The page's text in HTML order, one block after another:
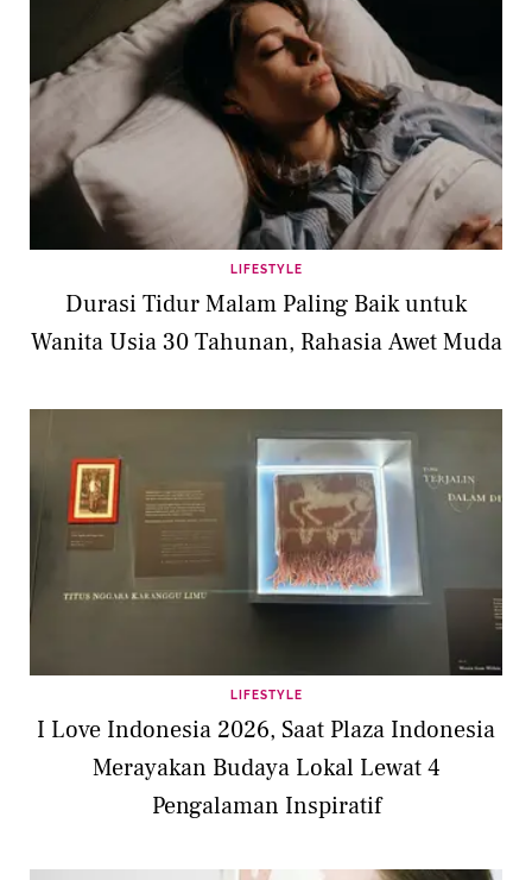
LIFESTYLE
Durasi Tidur Malam Paling Baik untuk
Wanita Usia 30 Tahunan, Rahasia Awet Muda
LIFESTYLE
I Love Indonesia 2026, Saat Plaza Indonesia
Merayakan Budaya Lokal Lewat 4
Pengalaman Inspiratif